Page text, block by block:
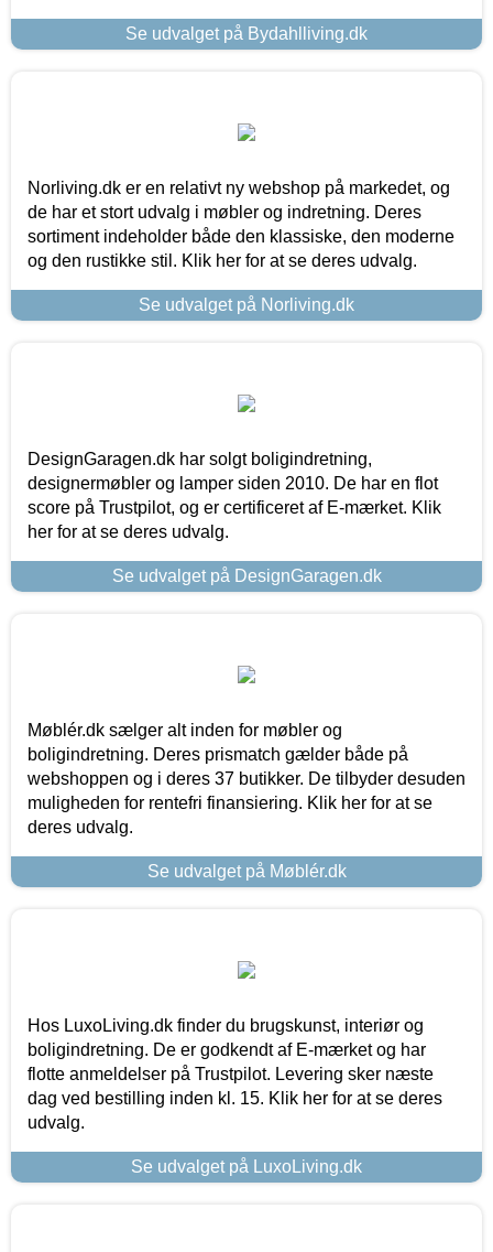
Se udvalget på Bydahlliving.dk
Norliving.dk er en relativt ny webshop på markedet, og
de har et stort udvalg i møbler og indretning. Deres
sortiment indeholder både den klassiske, den moderne
og den rustikke stil. Klik her for at se deres udvalg.
Se udvalget på Norliving.dk
DesignGaragen.dk har solgt boligindretning,
designermøbler og lamper siden 2010. De har en flot
score på Trustpilot, og er certificeret af E-mærket. Klik
her for at se deres udvalg.
Se udvalget på DesignGaragen.dk
Møblér.dk sælger alt inden for møbler og
boligindretning. Deres prismatch gælder både på
webshoppen og i deres 37 butikker. De tilbyder desuden
muligheden for rentefri finansiering. Klik her for at se
deres udvalg.
Se udvalget på Møblér.dk
Hos LuxoLiving.dk finder du brugskunst, interiør og
boligindretning. De er godkendt af E-mærket og har
flotte anmeldelser på Trustpilot. Levering sker næste
dag ved bestilling inden kl. 15. Klik her for at se deres
udvalg.
Se udvalget på LuxoLiving.dk